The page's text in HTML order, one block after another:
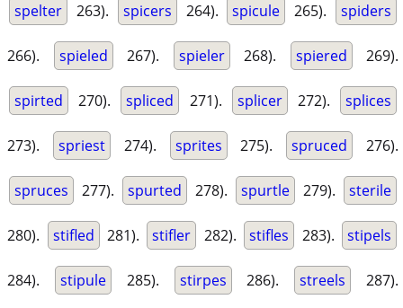
spelter 263). spicers 264). spicule 265). spiders
266). spieled 267). spieler 268). spiered 269).
spirted 270). spliced 271). splicer 272). splices
273). spriest 274). sprites 275). spruced 276).
spruces 277). spurted 278). spurtle 279). sterile
280). stifled 281). stifler 282). stifles 283). stipels
284). stipule 285). stirpes 286). streels 287).